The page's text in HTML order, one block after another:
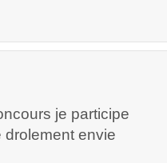
je participe
envie